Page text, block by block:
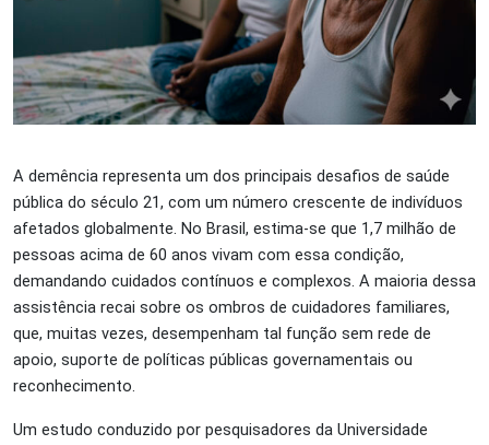
A demência representa um dos principais desafios de saúde
pública do século 21, com um número crescente de indivíduos
afetados globalmente. No Brasil, estima-se que 1,7 milhão de
pessoas acima de 60 anos vivam com essa condição,
demandando cuidados contínuos e complexos. A maioria dessa
assistência recai sobre os ombros de cuidadores familiares,
que, muitas vezes, desempenham tal função sem rede de
apoio, suporte de políticas públicas governamentais ou
reconhecimento.
Um estudo conduzido por pesquisadores da Universidade